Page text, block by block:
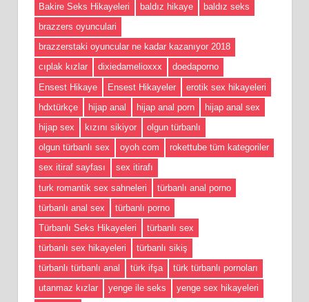
Bakire Seks Hikayeleri
baldız hikaye
baldız seks
brazzers oyunculari
brazzerstaki oyuncular ne kadar kazanıyor 2018
cıplak kızlar
dixiedamelioxxx
doedaporno
Ensest Hikaye
Ensest Hikayeler
erotik sex hikayeleri
hdxtürkçe
hijap anal hijap anal porn
hijap anal sex
hijap sex
kızını sikiyor
olgun türbanlı
olgun türbanlı sex
oyoh com
rokettube tüm kategoriler
sex itiraf sayfası
sex itirafı
turk romantik sex sahneleri
türbanlı anal porno
türbanlı anal sex
türbanlı porno
Türbanlı Seks Hikayeleri
türbanlı sex
türbanlı sex hikayeleri
türbanlı sikiş
türbanlı türbanlı anal
türk ifşa
türk türbanlı pornoları
utanmaz kızlar
yenge ile seks yenge sex hikayeleri